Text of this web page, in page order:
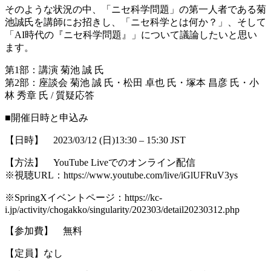
そのような状況の中、「ニセ科学問題」の第一人者である菊
池誠氏を講師にお招きし、「ニセ科学とは何か？」、そして
「AI時代の『ニセ科学問題』」について議論したいと思い
ます。
第1部：講演 菊池 誠 氏
第2部：座談会 菊池 誠 氏・松田 卓也 氏・塚本 昌彦 氏・小
林 秀章 氏 / 質疑応答
■開催日時と申込み
【日時】 2023/03/12 (日)13:30 – 15:30 JST
【方法】 YouTube Liveでのオンライン配信
※視聴URL：https://www.youtube.com/live/iGlUFRuV3ys
※SpringXイベントページ：https://kc-
i.jp/activity/chogakko/singularity/202303/detail20230312.php
【参加費】 無料
【定員】なし